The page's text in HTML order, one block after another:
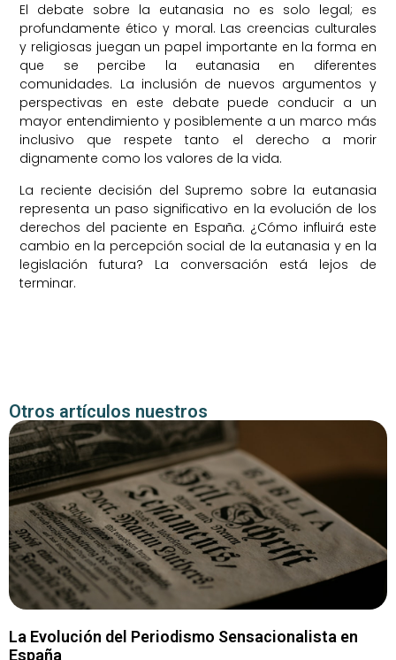
El debate sobre la eutanasia no es solo legal; es
profundamente ético y moral. Las creencias culturales
y religiosas juegan un papel importante en la forma en
que se percibe la eutanasia en diferentes
comunidades. La inclusión de nuevos argumentos y
perspectivas en este debate puede conducir a un
mayor entendimiento y posiblemente a un marco más
inclusivo que respete tanto el derecho a morir
dignamente como los valores de la vida.
La reciente decisión del Supremo sobre la eutanasia
representa un paso significativo en la evolución de los
derechos del paciente en España. ¿Cómo influirá este
cambio en la percepción social de la eutanasia y en la
legislación futura? La conversación está lejos de
terminar.
Otros artículos nuestros
La Evolución del Periodismo Sensacionalista en
España